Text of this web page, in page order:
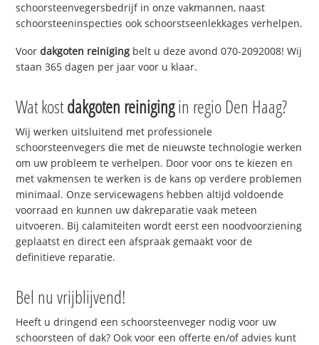
schoorsteenvegersbedrijf in onze vakmannen, naast
schoorsteeninspecties ook schoorstseenlekkages verhelpen.
Voordakgoten reiniging belt u deze avond 070-2092008! Wij
staan 365 dagen per jaar voor u klaar.
Wat kostdakgoten reinigingin regio Den Haag?
Wij werken uitsluitend met professionele
schoorsteenvegers die met de nieuwste technologie werken
om uw probleem te verhelpen. Door voor ons te kiezen en
met vakmensen te werken is de kans op verdere problemen
minimaal. Onze servicewagens hebben altijd voldoende
voorraad en kunnen uw dakreparatie vaak meteen
uitvoeren. Bij calamiteiten wordt eerst een noodvoorziening
geplaatst en direct een afspraak gemaakt voor de
definitieve reparatie.
Bel nu vrijblijvend!
Heeft u dringend een schoorsteenveger nodig voor uw
schoorsteen of dak? Ook voor een offerte en/of advies kunt